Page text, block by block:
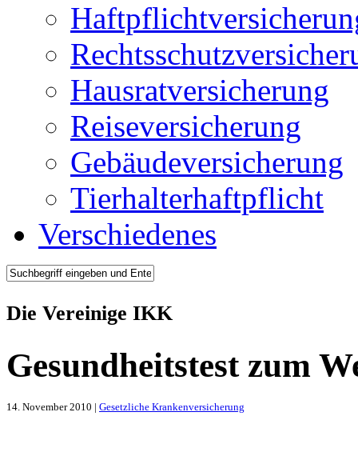
Hausratversicherung
Reiseversicherung
Gebäudeversicherung
Tierhalterhaftpflicht
Verschiedenes
Die Vereinige IKK
Gesundheitstest zum
14. November 2010 | Gesetzliche Krankenversicherung